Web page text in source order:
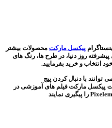
پیکسل مارکت محصولات بیشتر
روز دنیا، در طرح ها، رنگ های
انتخاب و خرید بفرمایید.
توانند با دنبال کردن پیج
پیکسل مارکت فیلم های آموزشی در